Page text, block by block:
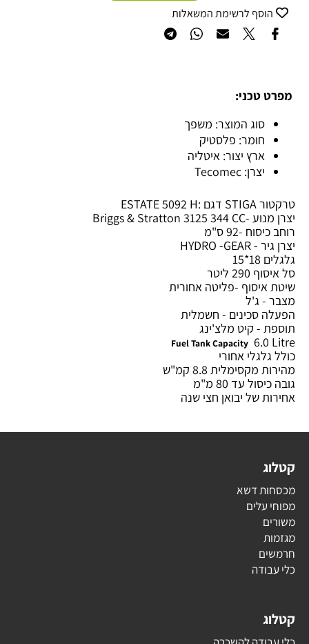
הוסף לרשימת המשאלות
מפרט טכני:
סוג המוצר: משפך
חומר: פלסטיק
ארץ יצור: איטליה
יצרן: Tecomec
טרקטור STIGA דגם :ESTATE 5092 H
יצרן מנוע -
Briggs & Stratton 3125 344 CC
רוחב כיסוח -92 ס"מ
יצרן גיר - HYDRO -GEAR
גלגלים 18*15
סל איסוף 290 ליטר
שיטת איסוף -פליטה אחורית
מצבר - ג'ל
הפעלה סכינים - חשמלית
תוספת - קיט מלצ'ינג
Fuel Tank Capacity 6.0 Litre
כולל גלגלי אחורי
מהירות מקסימלית 8.8 קמ"ש
גובה כיסול עד 80 מ"מ
אחירות של יבואן חצי שנה
קטלוג
מכסחות דשא
מפוחי עלים
משורים
מגזמות
חרמשים
כלי עבודה
קטלוג